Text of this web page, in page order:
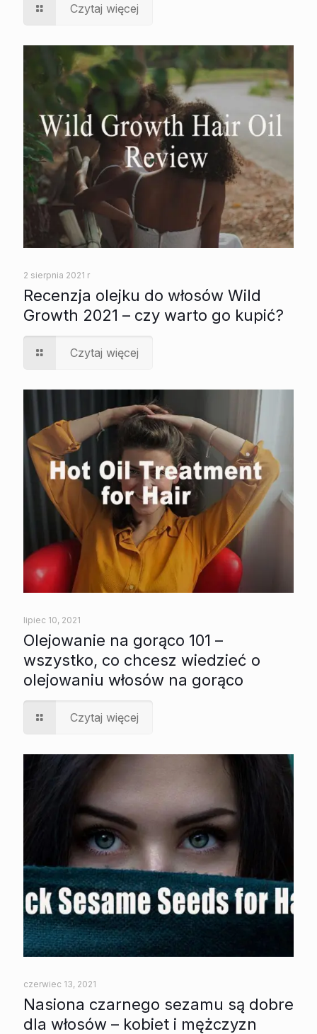
Czytaj więcej
2 sierpnia 2021 r
Recenzja olejku do włosów Wild
Growth 2021 – czy warto go kupić?
Czytaj więcej
lipiec 10, 2021
Olejowanie na gorąco 101 –
wszystko, co chcesz wiedzieć o
olejowaniu włosów na gorąco
Czytaj więcej
czerwiec 13, 2021
Nasiona czarnego sezamu są dobre
dla włosów – kobiet i mężczyzn